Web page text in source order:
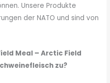
Unsere Produkte
der NATO und sind von
Meal – Arctic Field
zu?